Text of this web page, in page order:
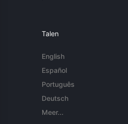
Talen
English
Español
Português
Deutsch
Meer...